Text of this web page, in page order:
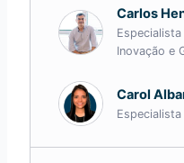
Carlos
Inovação e
Carol